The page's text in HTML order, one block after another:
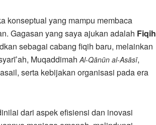
konseptual yang mampu membaca
Gagasan yang saya ajukan adalah Fiqih
sebagai cabang fiqih baru, melainkan
MuqaddimahAl-Qānūn al-Asāsī,
serta kebijakan organisasi pada era
dari aspek efisiensi dan inovasi